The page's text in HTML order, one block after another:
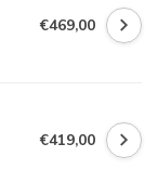
€469,00
€419,00